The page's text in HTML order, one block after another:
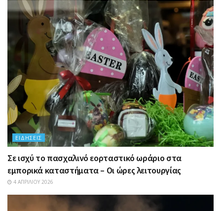
ΕΙΔΉΣΕΙΣ
Σε ισχύ το πασχαλινό εορταστικό ωράριο στα
εμπορικά καταστήματα – Οι ώρες λειτουργίας
4 ΑΠΡΙΛΊΟΥ 2026